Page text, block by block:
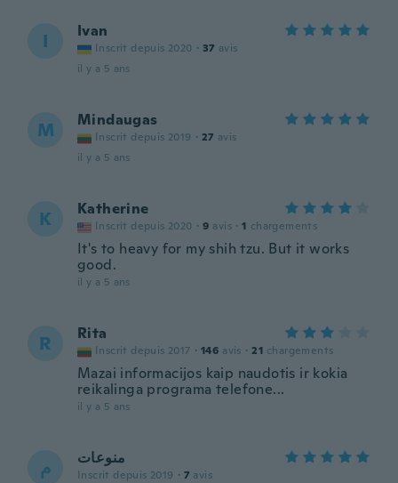
I Ivan
Inscrit depuis 2020 · 37 avis
il y a 5 ans
M Mindaugas
Inscrit depuis 2019 · 27 avis
il y a 5 ans
K Katherine
Inscrit depuis 2020 · 9 avis · 1 chargements
It's to heavy for my shih tzu. But it works
good.
il y a 5 ans
R Rita
Inscrit depuis 2017 · 146 avis · 21 chargements
Mazai informacijos kaip naudotis ir kokia
reikalinga programa telefone...
il y a 5 ans
م منوعات
Inscrit depuis 2019 · 7 avis